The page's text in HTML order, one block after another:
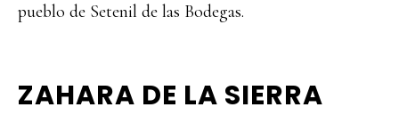
pueblo de Setenil de las Bodegas.
ZAHARA DE LA SIERRA